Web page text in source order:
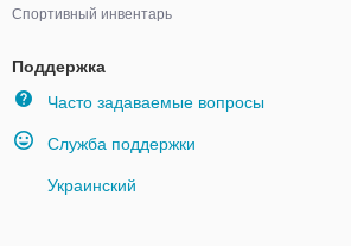
Спортивный инвентарь
Поддержка
Часто задаваемые вопросы
Служба поддержки
Украинский